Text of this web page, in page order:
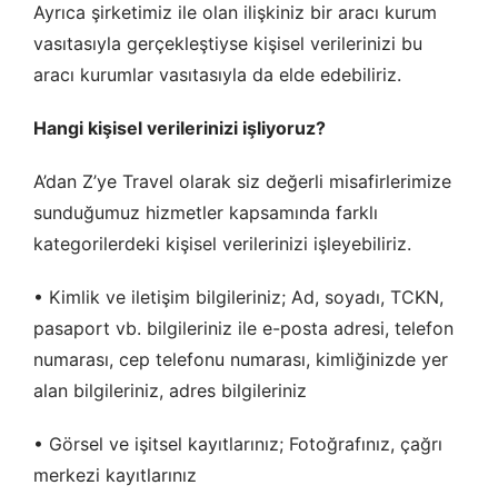
Ayrıca şirketimiz ile olan ilişkiniz bir aracı kurum
vasıtasıyla gerçekleştiyse kişisel verilerinizi bu
aracı kurumlar vasıtasıyla da elde edebiliriz.
Hangi kişisel verilerinizi işliyoruz?
A’dan Z’ye Travel olarak siz değerli misafirlerimize
sunduğumuz hizmetler kapsamında farklı
kategorilerdeki kişisel verilerinizi işleyebiliriz.
• Kimlik ve iletişim bilgileriniz; Ad, soyadı, TCKN,
pasaport vb. bilgileriniz ile e-posta adresi, telefon
numarası, cep telefonu numarası, kimliğinizde yer
alan bilgileriniz, adres bilgileriniz
• Görsel ve işitsel kayıtlarınız; Fotoğrafınız, çağrı
merkezi kayıtlarınız